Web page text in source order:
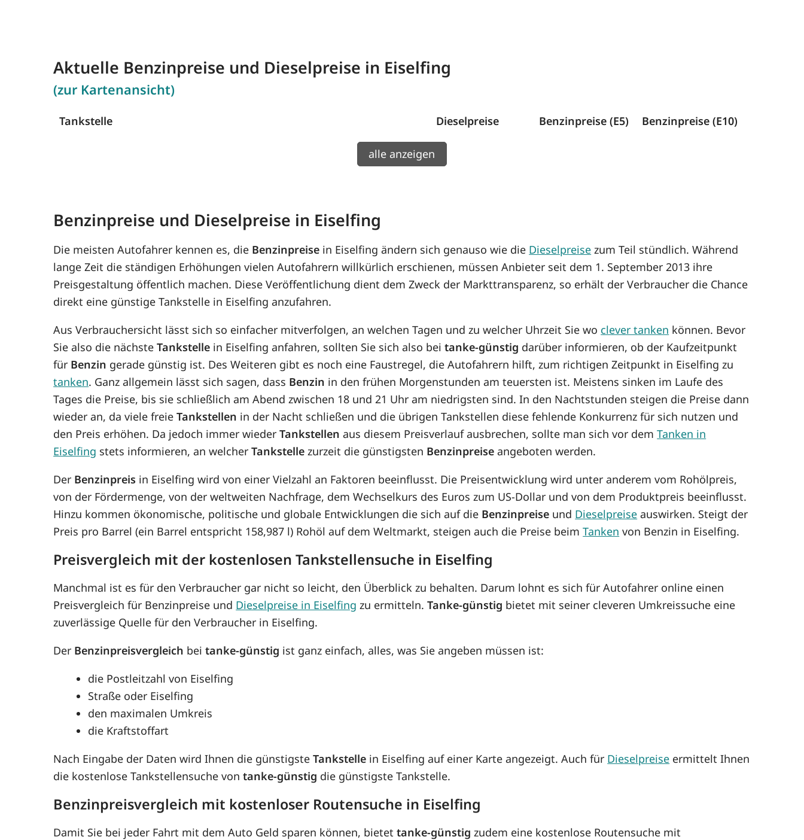
Aktuelle Benzinpreise und Dieselpreise in Eiselfing
(zur Kartenansicht)
Tankstelle Dieselpreise Benzinpreise (E5) Benzinpreise (E10)
alle anzeigen
Benzinpreise und Dieselpreise in Eiselfing
Die meisten Autofahrer kennen es, die Benzinpreise in Eiselfing ändern sich genauso wie die Dieselpreise zum Teil stündlich. Während
lange Zeit die ständigen Erhöhungen vielen Autofahrern willkürlich erschienen, müssen Anbieter seit dem 1. September 2013 ihre
Preisgestaltung öffentlich machen. Diese Veröffentlichung dient dem Zweck der Markttransparenz, so erhält der Verbraucher die Chance
direkt eine günstige Tankstelle in Eiselfing anzufahren.
Aus Verbrauchersicht lässt sich so einfacher mitverfolgen, an welchen Tagen und zu welcher Uhrzeit Sie wo clever tanken können. Bevor
Sie also die nächsteTankstelle in Eiselfing anfahren, sollten Sie sich also beitanke-günstig darüber informieren, ob der Kaufzeitpunkt
für Benzin gerade günstig ist. Des Weiteren gibt es noch eine Faustregel, die Autofahrern hilft, zum richtigen Zeitpunkt in Eiselfing zu
tanken. Ganz allgemein lässt sich sagen, dass Benzin in den frühen Morgenstunden am teuersten ist. Meistens sinken im Laufe des
Tages die Preise, bis sie schließlich am Abend zwischen 18 und 21 Uhr am niedrigsten sind. In den Nachtstunden steigen die Preise dann
wieder an, da viele freieTankstellen in der Nacht schließen und die übrigen Tankstellen diese fehlende Konkurrenz für sich nutzen und
den Preis erhöhen. Da jedoch immer wiederTankstellen aus diesem Preisverlauf ausbrechen, sollte man sich vor demTanken in
Eiselfing stets informieren, an welcherTankstelle zurzeit die günstigsten Benzinpreise angeboten werden.
Der Benzinpreis in Eiselfing wird von einer Vielzahl an Faktoren beeinflusst. Die Preisentwicklung wird unter anderem vom Rohölpreis,
von der Fördermenge, von der weltweiten Nachfrage, dem Wechselkurs des Euros zum US-Dollar und von dem Produktpreis beeinflusst.
Hinzu kommen ökonomische, politische und globale Entwicklungen die sich auf die Benzinpreise und Dieselpreise auswirken. Steigt der
Preis pro Barrel (ein Barrel entspricht 158,987 l) Rohöl auf dem Weltmarkt, steigen auch die Preise beimTanken von Benzin in Eiselfing.
Preisvergleich mit der kostenlosen Tankstellensuche in Eiselfing
Manchmal ist es für den Verbraucher gar nicht so leicht, den Überblick zu behalten. Darum lohnt es sich für Autofahrer online einen
Preisvergleich für Benzinpreise und Dieselpreise in Eiselfing zu ermitteln.Tanke-günstig bietet mit seiner cleveren Umkreissuche eine
zuverlässige Quelle für den Verbraucher in Eiselfing.
Der Benzinpreisvergleich beitanke-günstig ist ganz einfach, alles, was Sie angeben müssen ist:
die Postleitzahl von Eiselfing
Straße oder Eiselfing
den maximalen Umkreis
die Kraftstoffart
Nach Eingabe der Daten wird Ihnen die günstigsteTankstelle in Eiselfing auf einer Karte angezeigt. Auch für Dieselpreise ermittelt Ihnen
die kostenlose Tankstellensuche vontanke-günstig die günstigste Tankstelle.
Benzinpreisvergleich mit kostenloser Routensuche in Eiselfing
Damit Sie bei jeder Fahrt mit dem Auto Geld sparen können, bietettanke-günstig zudem eine kostenlose Routensuche mit